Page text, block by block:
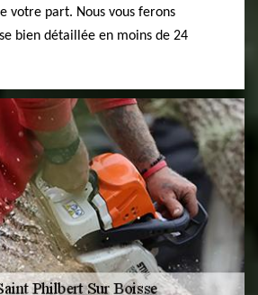
votre part. Nous vous ferons
bien détaillée en moins de 24